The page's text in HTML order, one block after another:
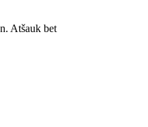
Atšauk bet